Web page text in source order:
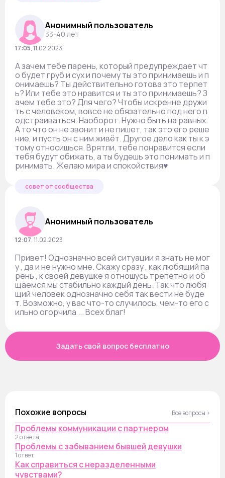
Анонимный пользователь
33-40 лет
17:05,11.02.2023
А зачем тебе парень, который предупреждает чт
о будет груб и сух и почему ты это принимаешь и п
онимаешь? Ты действительно готова это терпет
ь? Или тебе это нравится и ты это принимаешь? З
ачем тебе это? Для чего? Чтобы искренне дружи
ть с человеком, вовсе не обязательно под него п
одстраиваться. Наоборот. Нужно быть на равных.
А то что он не звонит и не пишет, так это его реше
ние, и пусть он с ним живёт. Другое дело как ты к э
тому относишься. Врятли, тебе понравится если
тебя будут обижать, а ты будешь это понимать и п
ринимать. Желаю мира и спокойствия♥️
совет от сообщества
Анонимный пользователь
12:07,11.02.2023
Привет! Однозначно всей ситуации я знать не мог
у , да и не нужно мне. Скажу сразу , как любящий па
рень , к своей девушке я отношусь трепетно и об
щаемся мы стабильно каждый день. Так что любя
щий человек однозначно себя так вести не буде
т. Возможно, у вас что-то случилось, чем-то его с
ильно огорчила ... Всех благ!
Задать свой вопрос бесплатно
Похожие вопросы Все вопросы ›
Проблемы коммуникации с партнером
2 ответа
Проблемы с забыванием бывшей девушки
1 ответ
Как справиться с неразделенными
чувствами?